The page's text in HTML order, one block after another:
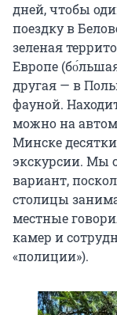
дней, чтобы
поездку в
зеленая
Европе
другая — в
фауной.
можно на
Минске
экскурсии. Мы
вариант,
столицы
местные
камер и
«полиции»).